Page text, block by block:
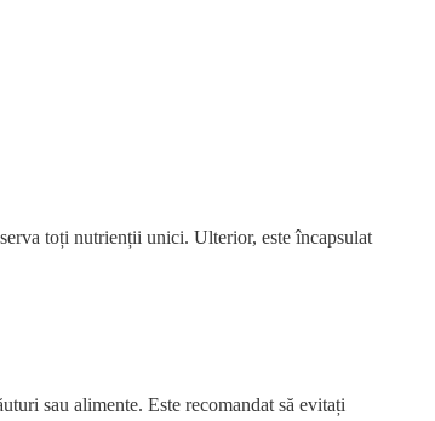
toți nutrienții unici. Ulterior, este încapsulat
sau alimente. Este recomandat să evitați